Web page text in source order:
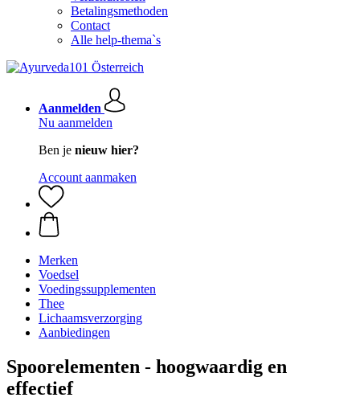
Betalingsmethoden
Contact
Alle help-thema`s
Aanmelden
Nu aanmelden
Ben je nieuw hier?
Account aanmaken
Merken
Voedsel
Voedingssupplementen
Thee
Lichaamsverzorging
Aanbiedingen
Spoorelementen - hoogwaardig en
effectief